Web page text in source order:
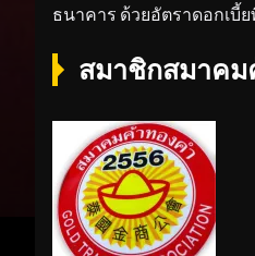
ธนาคาร ด้วยอัตราดอกเบี้ย
สมาชิกสมาคม